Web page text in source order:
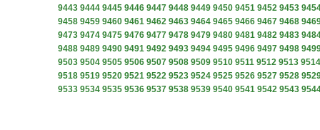
9443 9444 9445 9446 9447 9448 9449 9450 9451 9452 9453
9458 9459 9460 9461 9462 9463 9464 9465 9466 9467 9468
9473 9474 9475 9476 9477 9478 9479 9480 9481 9482 9483
9488 9489 9490 9491 9492 9493 9494 9495 9496 9497 9498
9503 9504 9505 9506 9507 9508 9509 9510 9511 9512 9513 9514
9518 9519 9520 9521 9522 9523 9524 9525 9526 9527 9528
9533 9534 9535 9536 9537 9538 9539 9540 9541 9542 9543